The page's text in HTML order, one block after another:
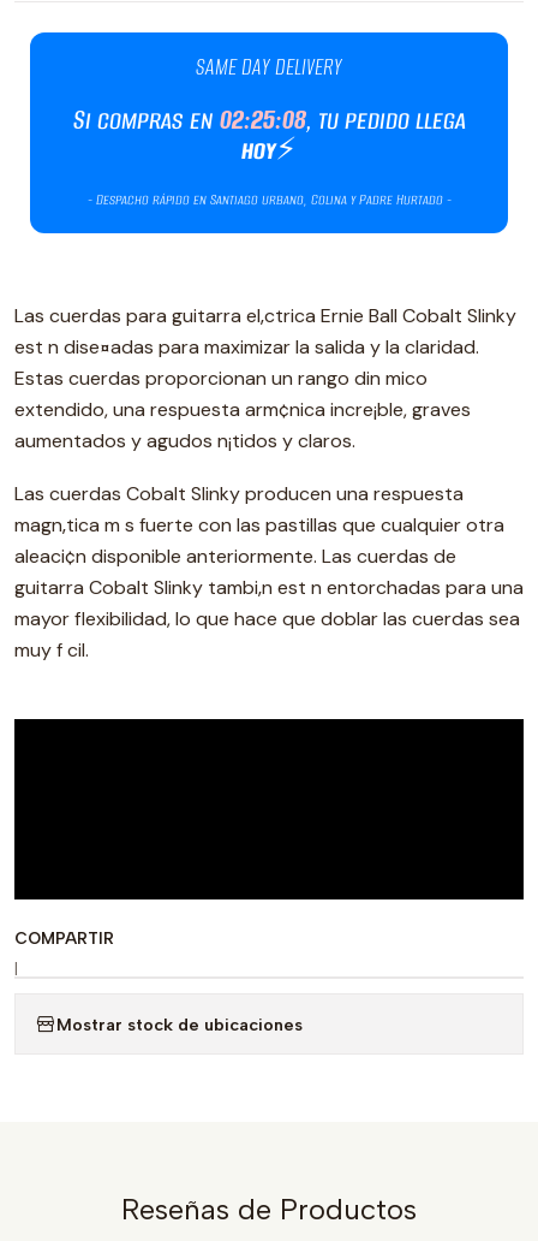
Las cuerdas para guitarra el‚ctrica Ernie Ball Cobalt Slinky
est n dise¤adas para maximizar la salida y la claridad.
Estas cuerdas proporcionan un rango din mico
extendido, una respuesta arm¢nica incre¡ble, graves
aumentados y agudos n¡tidos y claros.
Las cuerdas Cobalt Slinky producen una respuesta
magn‚tica m s fuerte con las pastillas que cualquier otra
aleaci¢n disponible anteriormente. Las cuerdas de
guitarra Cobalt Slinky tambi‚n est n entorchadas para una
mayor flexibilidad, lo que hace que doblar las cuerdas sea
muy f cil.
COMPARTIR
|
Mostrar stock de ubicaciones
Reseñas de Productos